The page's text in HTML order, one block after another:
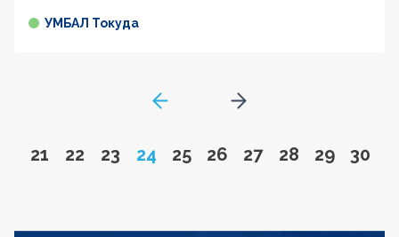
УМБАЛ Токуда
GoToPreviousPage
Go to page
21 Go to page
22 Go to page
23 Page
24 Go to page
25 Go to page
26 Go to page
27 Go to page
28 Go to
29 Go
30
Go to next page